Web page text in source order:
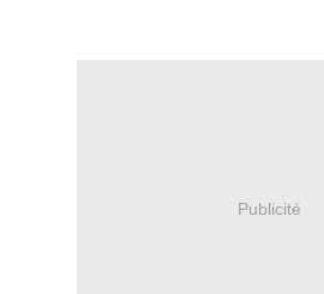
Publicité